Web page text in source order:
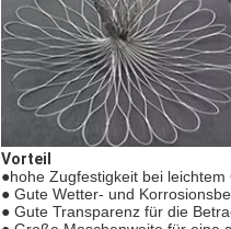
Vorteil
●hohe Zugfestigkeit bei leichtem
● Gute Wetter- und
● Gute Transparenz für die